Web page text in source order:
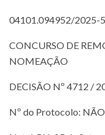
04101.094952/2025-
CONCURSO DE
NOMEAÇÃO
DECISÃO Nº 4712 /
Nº do Protocolo: